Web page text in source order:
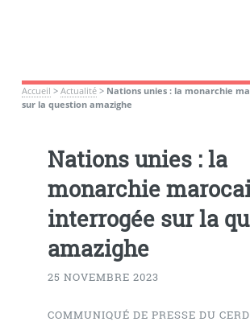
Accueil > Actualité> Nations unies : la monarchie
sur la question amazighe
Nations unies : la
monarchie
interrogée sur la
amazighe
25 NOVEMBRE 2023
COMMUNIQUÉ DE PRESSE DU CERD